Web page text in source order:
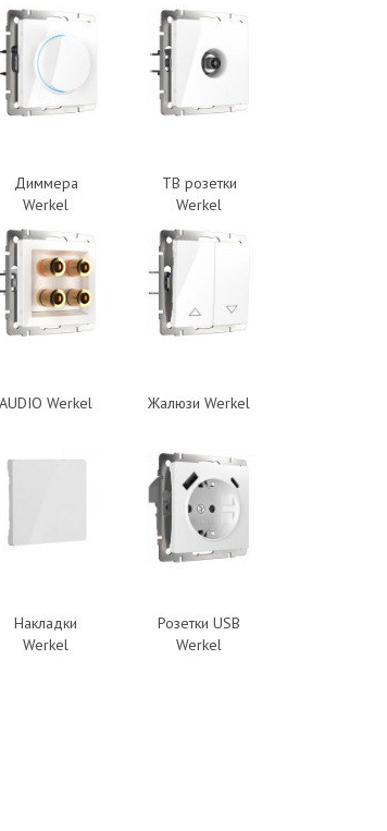
Диммера
Werkel
ТВ розетки
Werkel
AUDIO Werkel Жалюзи Werkel
Накладки
Werkel
Розетки USB
Werkel